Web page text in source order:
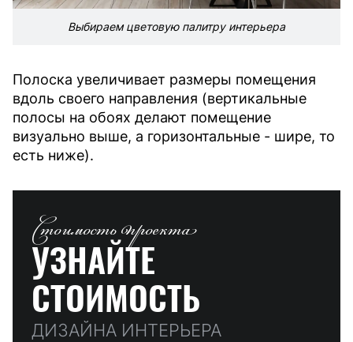
Выбираем цветовую палитру интерьера
Полоска увеличивает размеры помещения
вдоль своего направления (вертикальные
полосы на обоях делают помещение
визуально выше, а горизонтальные - шире, то
есть ниже).
Стоимость проекта
УЗНАЙТЕ
СТОИМОСТЬ
ДИЗАЙНА ИНТЕРЬЕРА